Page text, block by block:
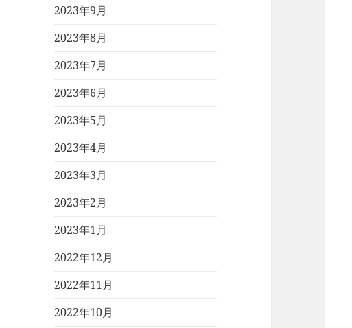
2023年9月
2023年8月
2023年7月
2023年6月
2023年5月
2023年4月
2023年3月
2023年2月
2023年1月
2022年12月
2022年11月
2022年10月